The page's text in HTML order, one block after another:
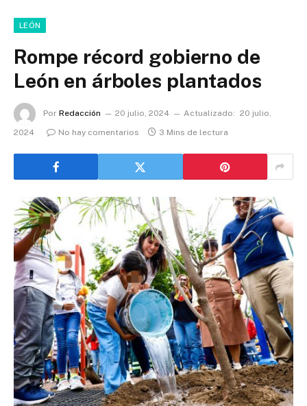
LEÓN
Rompe récord gobierno de
León en árboles plantados
Por Redacción 20 julio, 2024 Actualizado: 20 julio,
2024
No hay comentarios 3 Mins de lectura